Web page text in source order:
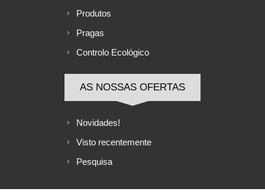
Produtos
Pragas
Controlo Ecológico
AS NOSSAS OFERTAS
Novidades!
Visto recentemente
Pesquisa